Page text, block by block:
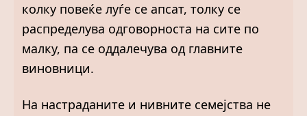
колку повеќе луѓе се апсат, толку се
распределува одговорноста на сите по
малку, па се оддалечува од главните
виновници.
На настраданите и нивните семејства не